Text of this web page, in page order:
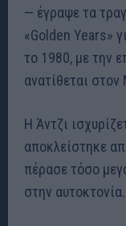
— έγραψε τα
«Golden Years»
το 1980, με την
ανατίθεται στον
Η Άντζι
αποκλείστηκε
πέρασε τόσο
στην αυτοκτονία.